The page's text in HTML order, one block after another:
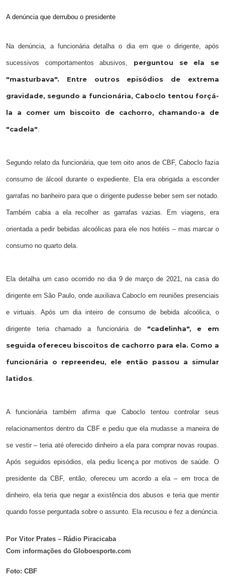
A denúncia que derrubou o presidente
Na denúncia, a funcionária detalha o dia em que o dirigente, após
sucessivos comportamentos abusivos, perguntou se ela se
"masturbava". Entre outros episódios de extrema
gravidade, segundo a funcionária, Caboclo tentou forçá-
la a comer um biscoito de cachorro, chamando-a de
"cadela"
Segundo relato da funcionária, que tem oito anos de CBF, Caboclo fazia
consumo de álcool durante o expediente. Ela era obrigada a esconder
garrafas no banheiro para que o dirigente pudesse beber sem ser notado.
Também cabia a ela recolher as garrafas vazias. Em viagens, era
orientada a pedir bebidas alcoólicas para ele nos hotéis – mas marcar o
consumo no quarto dela.
Ela detalha um caso ocorrido no dia 9 de março de 2021, na casa do
dirigente em São Paulo, onde auxiliava Caboclo em reuniões presenciais
e virtuais. Após um dia inteiro de consumo de bebida alcoólica, o
dirigente teria chamado a funcionária de "cadelinha", e em
seguida ofereceu biscoitos de cachorro para ela. Como a
funcionária o repreendeu, ele então passou a simular
latidos
A funcionária também afirma que Caboclo tentou controlar seus
relacionamentos dentro da CBF e pediu que ela mudasse a maneira de
se vestir– teria até oferecido dinheiro a ela para comprar novas roupas.
Após seguidos episódios, ela pediu licença por motivos de saúde. O
presidente da CBF, então, ofereceu um acordo a ela – em troca de
dinheiro, ela teria que negar a existência dos abusos e teria que mentir
quando fosse perguntada sobre o assunto. Ela recusou e fez a denúncia.
Por Vitor Prates – Rádio Piracicaba
Com informações do Globoesporte.com
Foto: CBF